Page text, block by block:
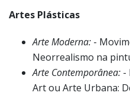
Artes Plásticas
Arte Moderna: -
Neorrealismo na
Arte Contemporânea: -
Art ou Arte Urbana: